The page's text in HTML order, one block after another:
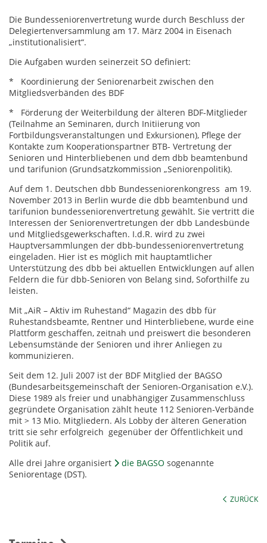
Die Bundesseniorenvertretung wurde durch Beschluss der
Delegiertenversammlung am 17. März 2004 in Eisenach
„institutionalisiert“.
Die Aufgaben wurden seinerzeit SO definiert:
* Koordinierung der Seniorenarbeit zwischen den
Mitgliedsverbänden des BDF
* Förderung der Weiterbildung der älteren BDF-Mitglieder
(Teilnahme an Seminaren, durch Initiierung von
Fortbildungsveranstaltungen und Exkursionen), Pflege der
Kontakte zum Kooperationspartner BTB- Vertretung der
Senioren und Hinterbliebenen und dem dbb beamtenbund
und tarifunion (Grundsatzkommission „Seniorenpolitik).
Auf dem 1. Deutschen dbb Bundesseniorenkongress am 19.
November 2013 in Berlin wurde die dbb beamtenbund und
tarifunion bundesseniorenvertretung gewählt. Sie vertritt die
Interessen der Seniorenvertretungen der dbb Landesbünde
und Mitgliedsgewerkschaften. I.d.R. wird zu zwei
Hauptversammlungen der dbb-bundesseniorenvertretung
eingeladen. Hier ist es möglich mit hauptamtlicher
Unterstützung des dbb bei aktuellen Entwicklungen auf allen
Feldern die für dbb-Senioren von Belang sind, Soforthilfe zu
leisten.
Mit „AiR – Aktiv im Ruhestand“ Magazin des dbb für
Ruhestandsbeamte, Rentner und Hinterbliebene, wurde eine
Plattform geschaffen, zeitnah und preiswert die besonderen
Lebensumstände der Senioren und ihrer Anliegen zu
kommunizieren.
Seit dem 12. Juli 2007 ist der BDF Mitglied der BAGSO
(Bundesarbeitsgemeinschaft der Senioren-Organisation e.V.).
Diese 1989 als freier und unabhängiger Zusammenschluss
gegründete Organisation zählt heute 112 Senioren-Verbände
mit > 13 Mio. Mitgliedern. Als Lobby der älteren Generation
tritt sie sehr erfolgreich gegenüber der Öffentlichkeit und
Politik auf.
Alle drei Jahre organisiert
die BAGSO sogenannte
Seniorentage (DST).
ZURÜCK